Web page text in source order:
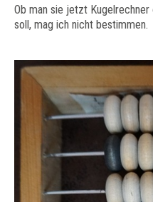
Ob man sie jetzt
soll, mag ich nicht bestimmen.